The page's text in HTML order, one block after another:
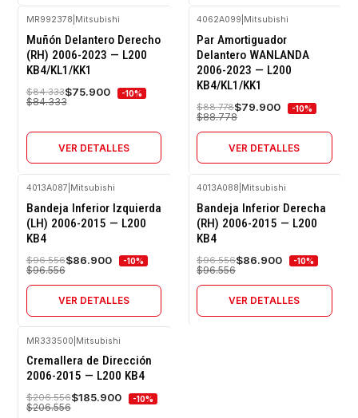
-10%
OFF
Agotado
MR992378 Mitsubishi
Muñón Delantero Derecho
(RH) 2006-2023 — L200
KB4/KL1/KK1
$84.333$75.900 -10%
$84.333
VER DETALLES
-10%
OFF
Agotado
4062A099 Mitsubishi
Par Amortiguador
Delantero WANLANDA
2006-2023 — L200
KB4/KL1/KK1
$88.778$79.900 -10%
$88.778
VER DETALLES
-10%
OFF
Agotado
4013A087 Mitsubishi
Bandeja Inferior Izquierda
(LH) 2006-2015 — L200
KB4
$96.556$86.900 -10%
$96.556
VER DETALLES
-10%
OFF
Agotado
4013A088 Mitsubishi
Bandeja Inferior Derecha
(RH) 2006-2015 — L200
KB4
$96.556$86.900 -10%
$96.556
VER DETALLES
-10%
OFF
MR333500 Mitsubishi
Cremallera de Dirección
2006-2015 — L200 KB4
$206.556$185.900 -10%
$206.556